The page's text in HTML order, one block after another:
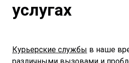
услугах
Курьерские службы в наше